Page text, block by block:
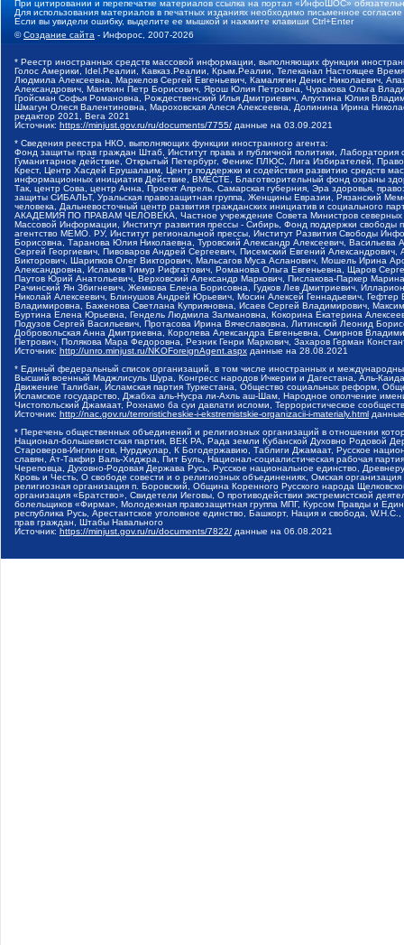
При цитировании и перепечатке материалов ссылка на портал «ИнфоШОС»
Для использования материалов в печатных изданиях необходимо письменное
Если вы увидели ошибку, выделите ее мышкой и нажмите клавиши Ctrl+Enter
©Создание сайта - Инфорос, 2007-2026
* Реестр иностранных средств массовой информации, выполняющих функции
Голос Америки, Idel.Реалии, Кавказ.Реалии, Крым.Реалии, Телеканал Настоящее
Людмила Алексеевна, Маркелов Сергей Евгеньевич, Камалягин Денис Николаевич,
Александрович, Маняхин Петр Борисович, Ярош Юлия Петровна, Чуракова Ольга
Гройсман Софья Романовна, Рождественский Илья Дмитриевич, Апухтина Юлия
Шмагун Олеся Валентиновна, Мароховская Алеся Алексеевна, Долинина Ирина
редактор 2021, Вега 2021
Источник: https://minjust.gov.ru/ru/documents/7755/ данные на 03.09.2021
* Сведения реестра НКО, выполняющих функции иностранного агента:
Фонд защиты прав граждан Штаб, Институт права и публичной политики,
Гуманитарное действие, Открытый Петербург, Феникс ПЛЮС, Лига Избирателей,
Крест, Центр Хасдей Ерушалаим, Центр поддержки и содействия развитию средств
информационных инициатив Действие, ВМЕСТЕ, Благотворительный фонд охраны
Так, центр Сова, центр Анна, Проект Апрель, Самарская губерния, Эра здоровья,
защиты СИБАЛЬТ, Уральская правозащитная группа, Женщины Евразии, Рязанский
человека, Дальневосточный центр развития гражданских инициатив и социального
АКАДЕМИЯ ПО ПРАВАМ ЧЕЛОВЕКА, Частное учреждение Совета Министров северных
Массовой Информации, Институт развития прессы - Сибирь, Фонд поддержки
агентство МЕМО. РУ, Институт региональной прессы, Институт Развития Свободы
Борисовна, Таранова Юлия Николаевна, Туровский Александр Алексеевич,
Сергей Георгиевич, Пивоваров Андрей Сергеевич, Писемский Евгений
Викторович, Шарипков Олег Викторович, Мальсагов Муса Асланович, Мошель Ирина
Александровна, Исламов Тимур Рифгатович, Романова Ольга Евгеньевна, Щаров
Паутов Юрий Анатольевич, Верховский Александр Маркович, Пислакова-Паркер
Рачинский Ян Збигневич, Жемкова Елена Борисовна, Гудков Лев Дмитриевич,
Николай Алексеевич, Блинушов Андрей Юрьевич, Мосин Алексей Геннадьевич,
Владимировна, Баженова Светлана Куприяновна, Исаев Сергей Владимирович,
Буртина Елена Юрьевна, Гендель Людмила Залмановна, Кокорина Екатерина
Подузов Сергей Васильевич, Протасова Ирина Вячеславовна, Литинский Леонид
Добровольская Анна Дмитриевна, Королева Александра Евгеньевна, Смирнов
Петрович, Полякова Мара Федоровна, Резник Генри Маркович, Захаров Герман
Источник: http://unro.minjust.ru/NKOForeignAgent.aspx данные на 28.08.2021
* Единый федеральный список организаций, в том числе иностранных и
Высший военный Маджлисуль Шура, Конгресс народов Ичкерии и Дагестана, Аль-
Движение Талибан, Исламская партия Туркестана, Общество социальных реформ,
Исламское государство, Джабха аль-Нусра ли-Ахль аш-Шам, Народное ополчение
Чистопольский Джамаат, Рохнамо ба суи давлати исломи, Террористическое
Источник: http://nac.gov.ru/terroristicheskie-i-ekstremistskie-organizacii-i-materialy.html
* Перечень общественных объединений и религиозных организаций в отношении
Национал-большевистская партия, ВЕК РА, Рада земли Кубанской Духовно Родовой
Староверов-Инглингов, Нурджулар, К Богодержавию, Таблиги Джамаат, Русское
славян, Ат-Такфир Валь-Хиджра, Пит Буль, Национал-социалистическая рабочая
Череповца, Духовно-Родовая Держава Русь, Русское национальное единство,
Кровь и Честь, О свободе совести и о религиозных объединениях, Омская
религиозная организация п. Боровский, Община Коренного Русского народа
организация «Братство», Свидетели Иеговы, О противодействии экстремистской
болельщиков «Фирма», Молодежная правозащитная группа МПГ, Курсом Правды и
республика Русь, Арестантское уголовное единство, Башкорт, Нация и свобода,
прав граждан, Штабы Навального
Источник: https://minjust.gov.ru/ru/documents/7822/ данные на 06.08.2021